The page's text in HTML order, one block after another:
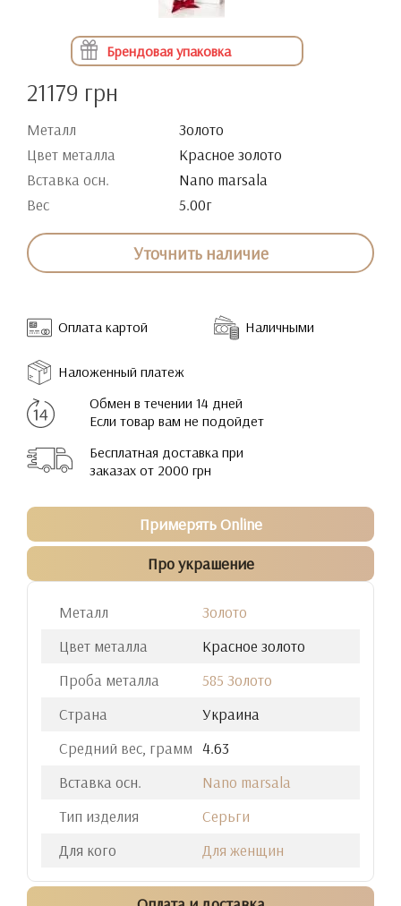
Брендовая упаковка
21179 грн
Металл
Золото
Цвет металла
Красное золото
Вставка осн.
Nano marsala
Вес
5.00г
Уточнить наличие
Оплата картой Наличными
Наложенный платеж
Обмен в течении 14 дней
Если товар вам не подойдет
Бесплатная доставка при
заказах от 2000 грн
Примерять Online
Про украшение
Металл
Золото
Цвет металла
Красное золото
Проба металла
585 Золото
Страна
Украина
Средний вес, грамм 4.63
Вставка осн.
Nano marsala
Тип изделия
Серьги
Для кого
Для женщин